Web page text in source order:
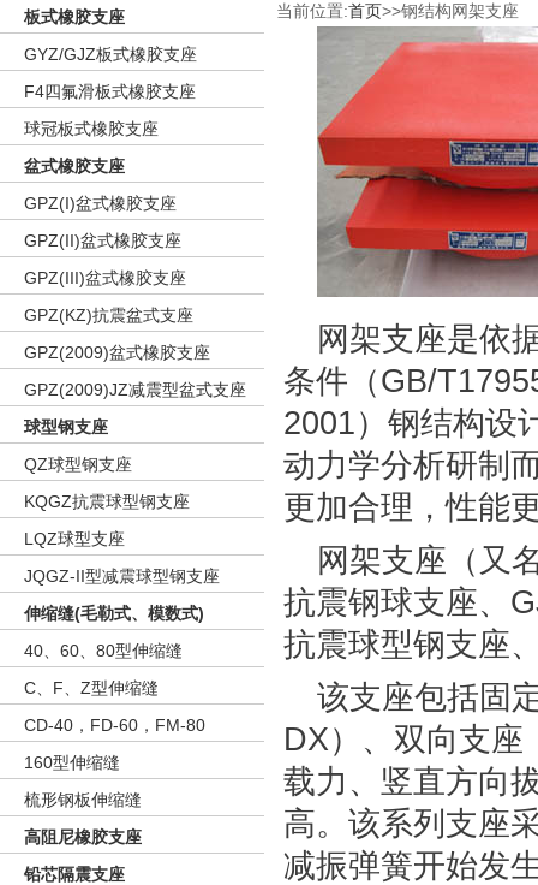
当前位置:首页>>钢结构网架支座
网架支座是依
条件（GB/
2001）钢结构设
动力学分析研制
更加合理，性能
网架支座（又
抗震钢球支座、
抗震球型钢支座
该支座包括固
DX）、双向支座
载力、竖直方向
高。该系列支座
减振弹簧开始发
板式橡胶支座
GYZ/GJZ板式橡胶支座
F4四氟滑板式橡胶支座
球冠板式橡胶支座
盆式橡胶支座
GPZ(I)盆式橡胶支座
GPZ(II)盆式橡胶支座
GPZ(III)盆式橡胶支座
GPZ(KZ)抗震盆式支座
GPZ(2009)盆式橡胶支座
GPZ(2009)JZ减震型盆式支座
球型钢支座
QZ球型钢支座
KQGZ抗震球型钢支座
LQZ球型支座
JQGZ-II型减震球型钢支座
伸缩缝(毛勒式、模数式)
40、60、80型伸缩缝
C、F、Z型伸缩缝
CD-40，FD-60，FM-80
160型伸缩缝
梳形钢板伸缩缝
高阻尼橡胶支座
铅芯隔震支座